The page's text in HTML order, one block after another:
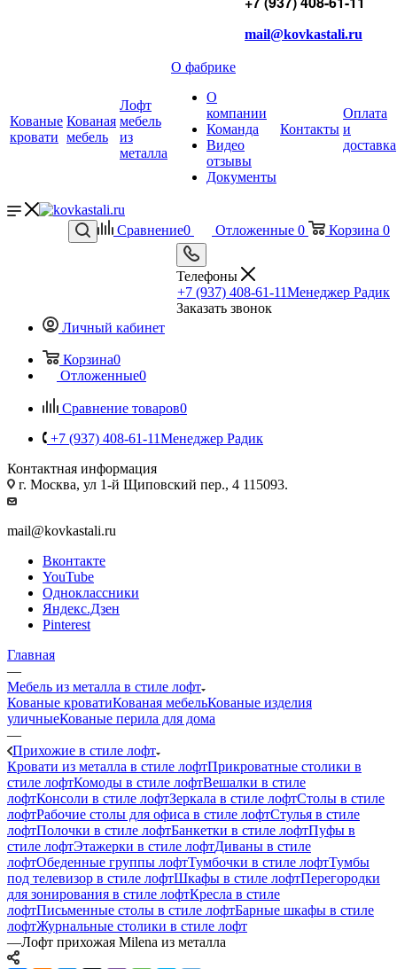
mail@kovkastali.ru
Кованые
кровати
Кованая
мебель
Лофт
мебель
из
металла
О фабрике
О
компании
Команда
Видео
отзывы
Документы
Контакты
Оплата
и
доставка
Сравнение0 Отложенные 0 Корзина 0
Телефоны
+7 (937) 408-61-11Менеджер Радик
Заказать звонок
Личный кабинет
Корзина0
Отложенные0
Сравнение товаров0
+7 (937) 408-61-11Менеджер Радик
Контактная информация
г. Москва, ул 1-й Щиповский пер., 4 115093.
mail@kovkastali.ru
Вконтакте
YouTube
Одноклассники
Яндекс.Дзен
Pinterest
Главная
—
Мебель из металла в стиле лофт
Кованые кроватиКованая мебельКованые изделия
уличныеКованые перила для дома
—
Прихожие в стиле лофт
Кровати из металла в стиле лофтПрикроватные столики в
стиле лофтКомоды в стиле лофтВешалки в стиле
лофтКонсоли в стиле лофтЗеркала в стиле лофтСтолы в стиле
лофтРабочие столы для офиса в стиле лофтСтулья в стиле
лофтПолочки в стиле лофтБанкетки в стиле лофтПуфы в
стиле лофтЭтажерки в стиле лофтДиваны в стиле
лофтОбеденные группы лофтТумбочки в стиле лофтТумбы
под телевизор в стиле лофтШкафы в стиле лофтПерегородки
для зонирования в стиле лофтКресла в стиле
лофтПисьменные столы в стиле лофтБарные шкафы в стиле
лофтЖурнальные столики в стиле лофт
—Лофт прихожая Milena из металла